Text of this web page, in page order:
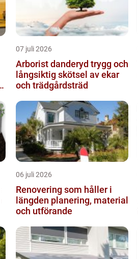
07 juli 2026
Arborist danderyd trygg och
långsiktig skötsel av ekar
och trädgårdsträd
06 juli 2026
Renovering som håller i
längden planering, material
och utförande